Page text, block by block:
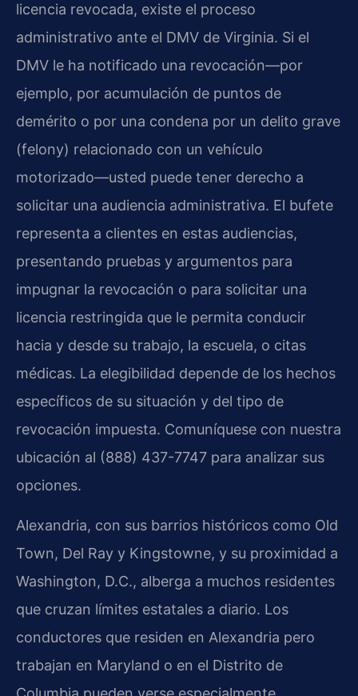
licencia revocada, existe el proceso
administrativo ante el DMV de Virginia. Si el
DMV le ha notificado una revocación—por
ejemplo, por acumulación de puntos de
demérito o por una condena por un delito grave
(felony) relacionado con un vehículo
motorizado—usted puede tener derecho a
solicitar una audiencia administrativa. El bufete
representa a clientes en estas audiencias,
presentando pruebas y argumentos para
impugnar la revocación o para solicitar una
licencia restringida que le permita conducir
hacia y desde su trabajo, la escuela, o citas
médicas. La elegibilidad depende de los hechos
específicos de su situación y del tipo de
revocación impuesta. Comuníquese con nuestra
ubicación al (888) 437-7747 para analizar sus
opciones.
Alexandria, con sus barrios históricos como Old
Town, Del Ray y Kingstowne, y su proximidad a
Washington, D.C., alberga a muchos residentes
que cruzan límites estatales a diario. Los
conductores que residen en Alexandria pero
trabajan en Maryland o en el Distrito de